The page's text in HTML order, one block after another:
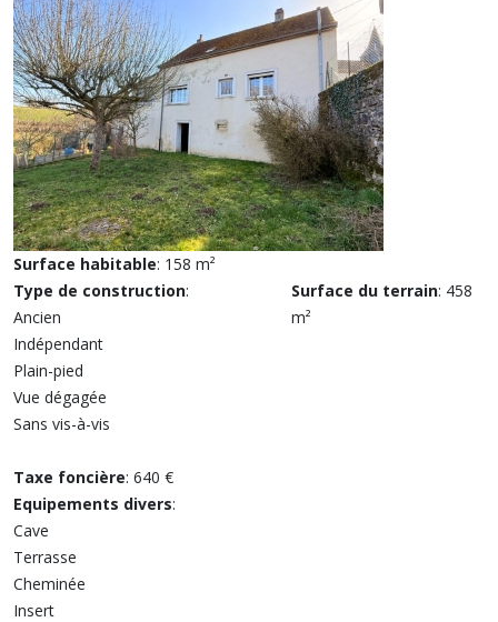
Surface habitable: 158 m²
Type de construction:
Ancien
Indépendant
Plain-pied
Vue dégagée
Sans vis-à-vis
Taxe foncière: 640 €
Equipements divers:
Cave
Terrasse
Cheminée
Insert
Surface du terrain: 458
m²